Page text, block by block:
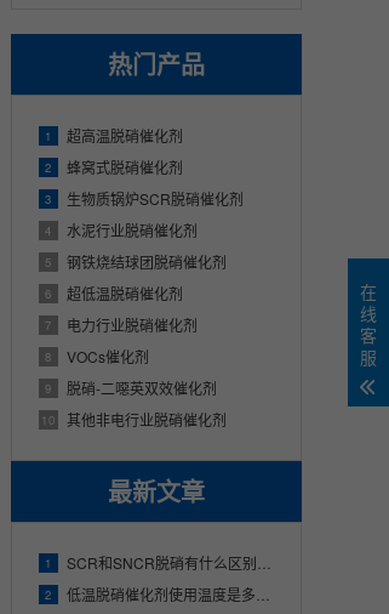
热门产品
1 超高温脱硝催化剂
2 蜂窝式脱硝催化剂
3 生物质锅炉SCR脱硝催化剂
4 水泥行业脱硝催化剂
5 钢铁烧结球团脱硝催化剂
6 超低温脱硝催化剂
7 电力行业脱硝催化剂
8 VOCs催化剂
9 脱硝-二噁英双效催化剂
10 其他非电行业脱硝催化剂
最新文章
1 SCR和SNCR脱硝有什么区别？SCR脱硝技术与SNCR脱硝技术的不同之处
2 低温脱硝催化剂使用温度是多少？适用哪些行业？
在
线
客
服